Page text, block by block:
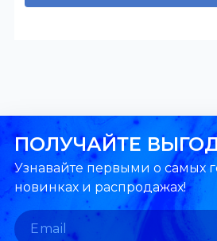
ПОЛУЧАЙТЕ
Узнавайте первыми о самых
новинках и распродажах!